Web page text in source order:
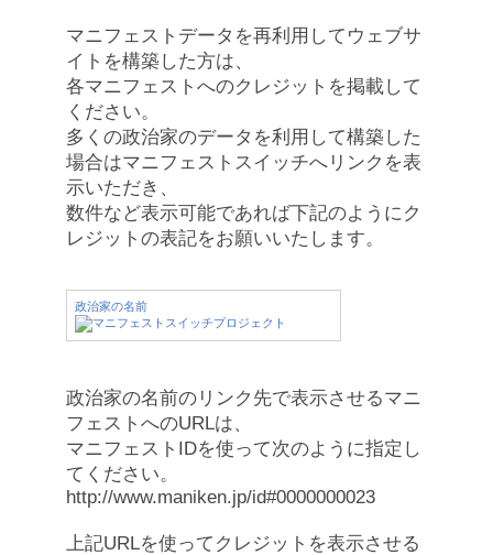
マニフェストデータを再利用してウェブサ
イトを構築した方は、
各マニフェストへのクレジットを掲載して
ください。
多くの政治家のデータを利用して構築した
場合はマニフェストスイッチへリンクを表
示いただき、
数件など表示可能であれば下記のようにク
レジットの表記をお願いいたします。
政治家の名前
政治家の名前のリンク先で表示させるマニ
フェストへのURLは、
マニフェストIDを使って次のように指定し
てください。
http://www.maniken.jp/id#0000000023
上記URLを使ってクレジットを表示させる